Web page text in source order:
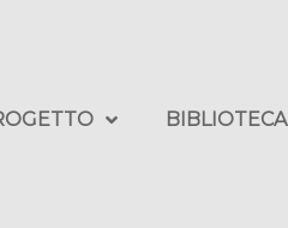
BIBLIOTECA